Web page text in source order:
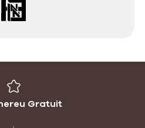
Gratuit